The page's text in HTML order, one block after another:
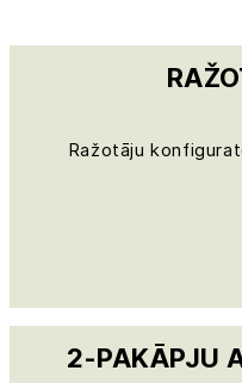
Ražotāju
2-PAKĀPJU